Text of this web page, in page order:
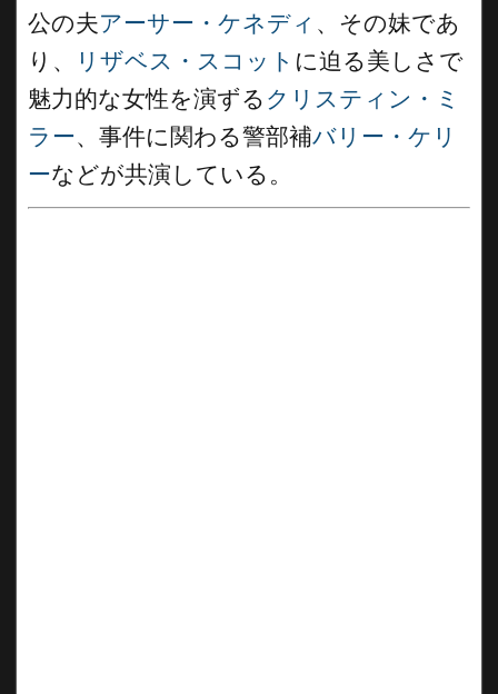
公の夫アーサー・ケネディ 、その妹であ
り、
リザベス・スコット に迫る美しさで
魅力的な女性を演ずる クリスティン・ミ
ラー、事件に関わる警部補バリー・ケリ
ーなどが共演している。